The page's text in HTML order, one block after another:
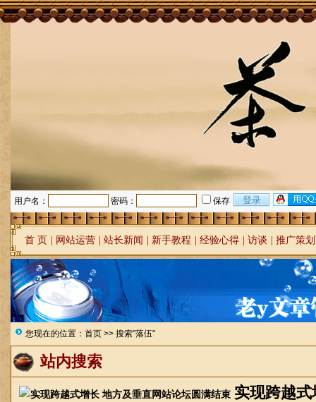
用户名： 密码： 保存
首 页 网站运营 站长新闻 新手教程 经验心得 访谈 推广策划
您现在的位置： 首页 >> 搜索"落伍"
站内搜索
实现跨越